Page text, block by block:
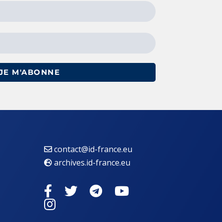
M'ABONNE
contact@id-france.eu
archives.id-france.eu